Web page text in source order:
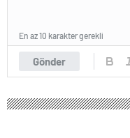
Gönder
En az 10 karakter gerekli